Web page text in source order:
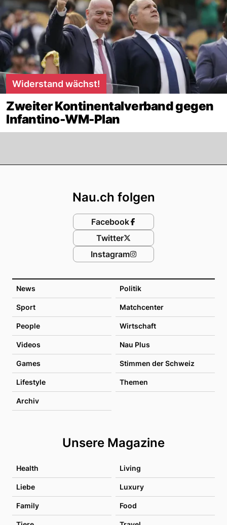
Widerstand wächst!
Zweiter Kontinentalverband gegen
Infantino-WM-Plan
News Politik
Sport Matchcenter
People Wirtschaft
Videos Nau Plus
Games Stimmen der Schweiz
Lifestyle Themen
Archiv
Unsere Magazine
Health Living
Liebe Luxury
Family Food
Nau.ch folgen
Facebook
Twitter
Instagram